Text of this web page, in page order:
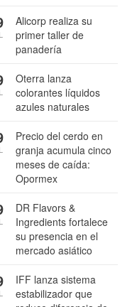
Alicorp realiza su
primer taller de
panadería
Oterra lanza
colorantes líquidos
azules naturales
Precio del cerdo en
granja acumula cinco
meses de caída:
Opormex
DR Flavors &
Ingredients fortalece
su presencia en el
mercado asiático
IFF lanza sistema
estabilizador que